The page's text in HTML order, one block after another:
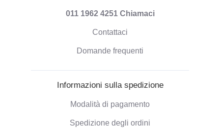
011 1962 4251 Chiamaci
Contattaci
Domande frequenti
Informazioni sulla spedizione
Modalità di pagamento
Spedizione degli ordini